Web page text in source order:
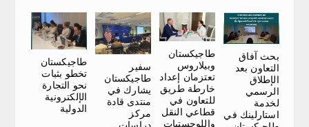
بحث آفاق
التعاون بعد
الإطلاق
الرسمي
لخدمة
استارلينك في
طاجيكستان
وبيلاروس
تعتزمان إعداد
خارطة طريق
للتعاون في
قطاعي النقل
واللوجستيات
سفير
طاجيكستان
يشارك في
منتدى قادة
مركز
طاجيكستان
تخطو بثبات
نحو التجارة
الإلكترونية
الدولية